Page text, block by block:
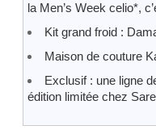
la Men’s Week celio*,
Kit grand froid :
Maison de couture
Exclusif : une ligne
édition limitée chez